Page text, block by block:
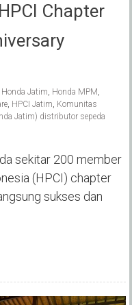
Chapter
Honda Jatim, Honda MPM,
, HPCI Jatim, Komunitas
Jatim) distributor sepeda
sekitar 200 member
(HPCI) chapter
sukses dan